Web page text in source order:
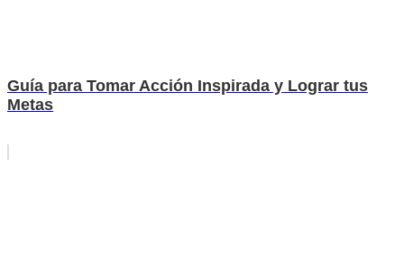
Guía para Tomar Acción Inspirada y Lograr tus
Metas